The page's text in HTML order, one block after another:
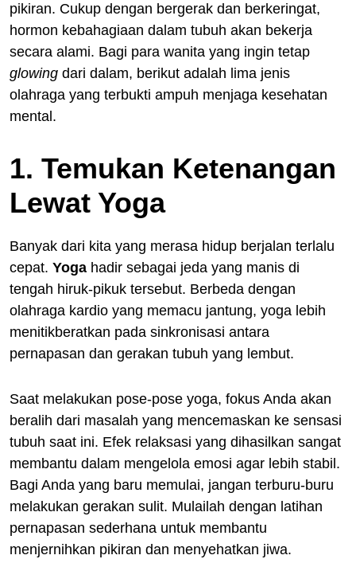
pikiran. Cukup dengan bergerak dan berkeringat,
hormon kebahagiaan dalam tubuh akan bekerja
secara alami. Bagi para wanita yang ingin tetap
glowing dari dalam, berikut adalah lima jenis
olahraga yang terbukti ampuh menjaga kesehatan
mental.
1. Temukan Ketenangan
Lewat Yoga
Banyak dari kita yang merasa hidup berjalan terlalu
cepat. Yoga hadir sebagai jeda yang manis di
tengah hiruk-pikuk tersebut. Berbeda dengan
olahraga kardio yang memacu jantung, yoga lebih
menitikberatkan pada sinkronisasi antara
pernapasan dan gerakan tubuh yang lembut.
Saat melakukan pose-pose yoga, fokus Anda akan
beralih dari masalah yang mencemaskan ke sensasi
tubuh saat ini. Efek relaksasi yang dihasilkan sangat
membantu dalam mengelola emosi agar lebih stabil.
Bagi Anda yang baru memulai, jangan terburu-buru
melakukan gerakan sulit. Mulailah dengan latihan
pernapasan sederhana untuk membantu
menjernihkan pikiran dan menyehatkan jiwa.